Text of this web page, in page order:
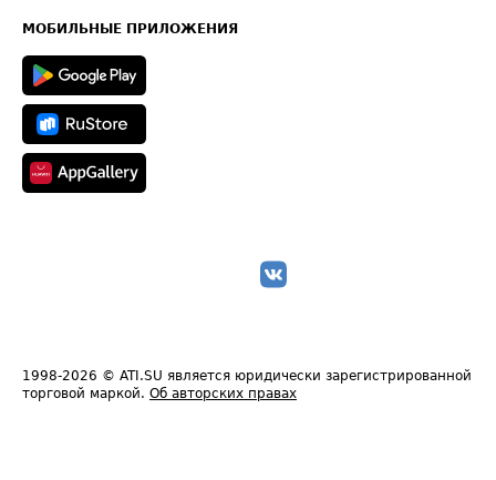
Техническая информация
МОБИЛЬНЫЕ ПРИЛОЖЕНИЯ
1998-2026 © ATI.SU является юридически зарегистрированной
торговой маркой. Об авторских правах